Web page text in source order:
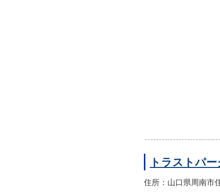
トラストパ
住所：山口県周南市